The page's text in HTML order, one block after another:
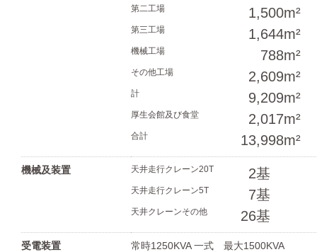
第二工場 1,500m²
第三工場 1,644m²
機械工場 788m²
その他工場 2,609m²
計 9,209m²
厚生会館及び食堂 2,017m²
合計 13,998m²
機械及装置 天井走行クレーン20T 2基
天井走行クレーン5T 7基
天井クレーンその他 26基
受電装置 常時1250KVA 一式 最大1500KVA